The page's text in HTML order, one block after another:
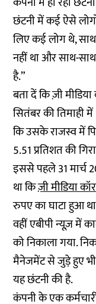
छंटनी में कई ऐसे
लिए कई लोग थे, साथ
नहीं था और साथ-
है.”
बता दें कि ज़ी
सितंबर की तिमाही
कि उसके राजस्व में
5.51 प्रतिशत की
इससे पहले 31 मार्च
था किज़ी मीडिया
रुपए का घाटा हुआ
वहीं एबीपी न्यूज़ में
को निकाला गया.
मैनेजमेंट से जुड़े हुए
यह छंटनी की है.
कंपनी के एक